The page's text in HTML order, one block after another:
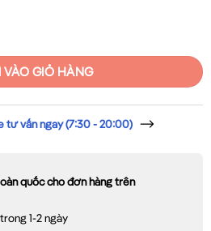
IP67 MPE MPN2-1252 số
VÀO GIỎ HÀNG
vấn ngay (7:30 - 20:00)
quốc cho đơn hàng trên
1-2 ngày